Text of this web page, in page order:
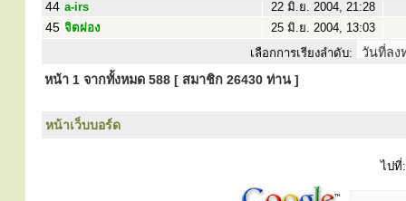
44 a-irs 22 มิ.ย. 2004, 21:28
45 จิตผ่อง
25 มิ.ย. 2004, 13:03
เลือกการเรียงลำดับ:
หน้า 1 จากทั้งหมด 588 [ สมาชิก 26430 ท่าน ]
หน้าเว็บบอร์ด
ไปที่: